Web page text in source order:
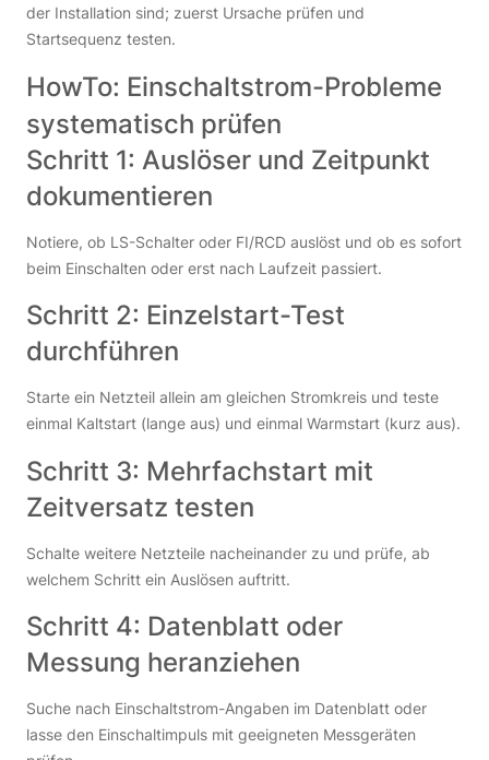
der Installation sind; zuerst Ursache prüfen und
Startsequenz testen.
HowTo: Einschaltstrom-Probleme
systematisch prüfen
Schritt 1: Auslöser und Zeitpunkt
dokumentieren
Notiere, ob LS-Schalter oder FI/RCD auslöst und ob es sofort
beim Einschalten oder erst nach Laufzeit passiert.
Schritt 2: Einzelstart-Test
durchführen
Starte ein Netzteil allein am gleichen Stromkreis und teste
einmal Kaltstart (lange aus) und einmal Warmstart (kurz aus).
Schritt 3: Mehrfachstart mit
Zeitversatz testen
Schalte weitere Netzteile nacheinander zu und prüfe, ab
welchem Schritt ein Auslösen auftritt.
Schritt 4: Datenblatt oder
Messung heranziehen
Suche nach Einschaltstrom-Angaben im Datenblatt oder
lasse den Einschaltimpuls mit geeigneten Messgeräten